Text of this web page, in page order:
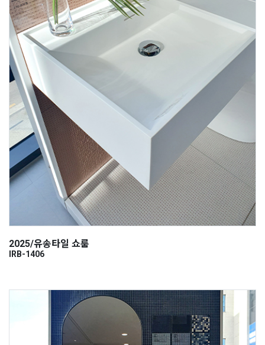
2025/유송타일 쇼룸
IRB-1406